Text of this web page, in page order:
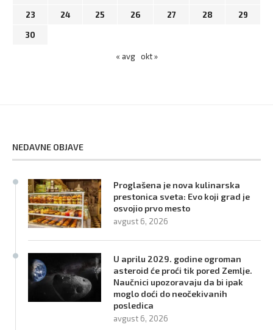
23 24 25 26 27 28 29
30
« avg okt »
NEDAVNE OBJAVE
Proglašena je nova kulinarska
prestonica sveta: Evo koji grad je
osvojio prvo mesto
avgust 6, 2026
U aprilu 2029. godine ogroman
asteroid će proći tik pored Zemlje.
Naučnici upozoravaju da bi ipak
moglo doći do neočekivanih
posledica
avgust 6, 2026